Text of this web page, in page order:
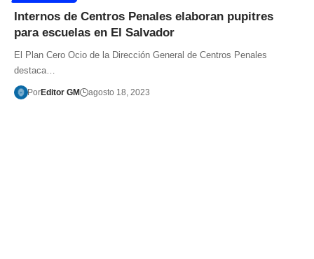
Internos de Centros Penales elaboran pupitres
para escuelas en El Salvador
El Plan Cero Ocio de la Dirección General de Centros Penales
destaca…
PorEditor GM agosto 18, 2023